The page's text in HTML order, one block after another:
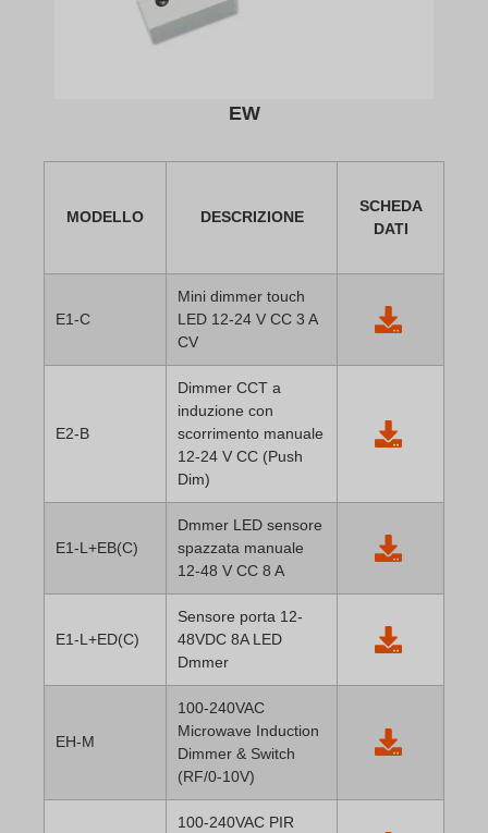
EW
MODELLO DESCRIZIONE
SCHEDA
DATI
E1-C
Mini dimmer touch
LED 12-24 V CC 3 A
CV
E2-B
Dimmer CCT a
induzione con
scorrimento manuale
12-24 V CC (Push
Dim)
E1-L+EB(C)
Dmmer LED sensore
spazzata manuale
12-48 V CC 8 A
E1-L+ED(C)
Sensore porta 12-
48VDC 8A LED
Dmmer
EH-M
100-240VAC
Microwave Induction
Dimmer & Switch
(RF/0-10V)
100-240VAC PIR